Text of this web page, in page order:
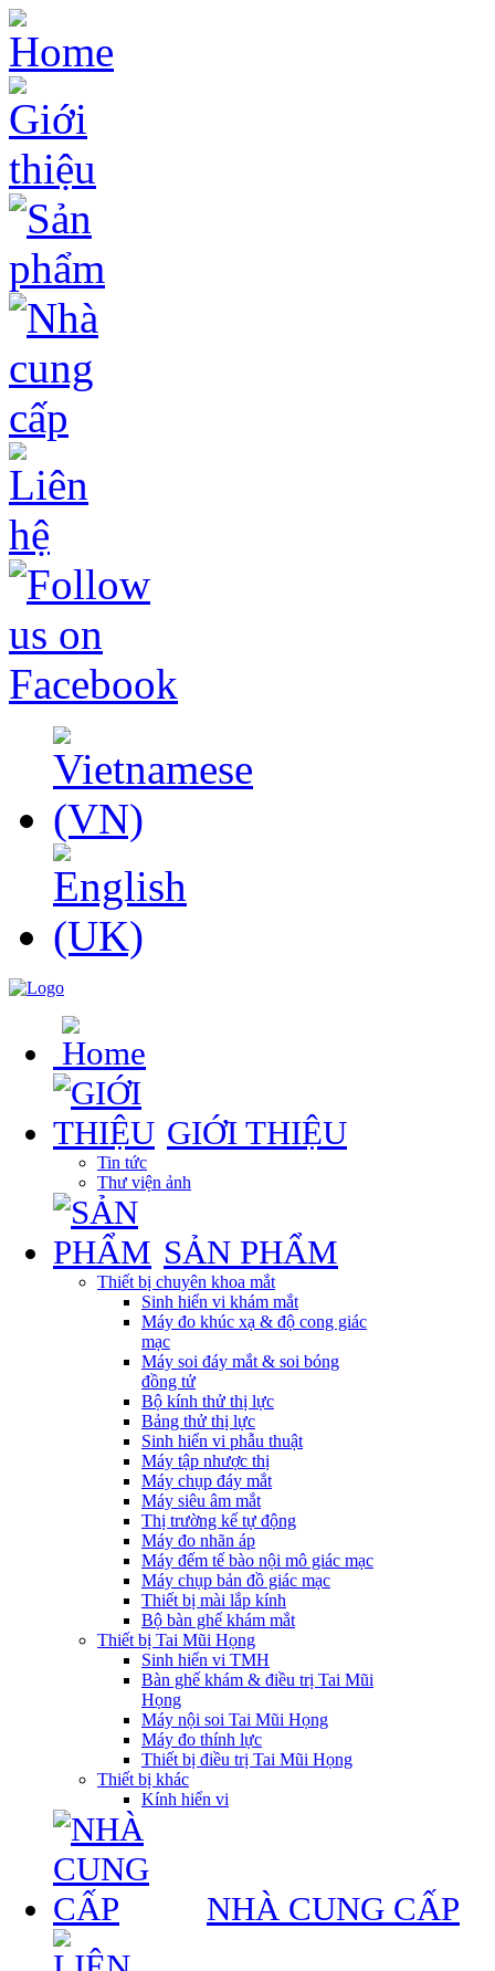
GIỚI THIỆU
Tin tức
Thư viện ảnh
SẢN PHẨM
Thiết bị chuyên khoa mắt
Sinh hiển vi khám mắt
Máy đo khúc xạ & độ cong giác
mạc
Máy soi đáy mắt & soi bóng
đồng tử
Bộ kính thử thị lực
Bảng thử thị lực
Sinh hiển vi phẫu thuật
Máy tập nhược thị
Máy chụp đáy mắt
Máy siêu âm mắt
Thị trường kế tự động
Máy đo nhãn áp
Máy đếm tế bào nội mô giác mạc
Máy chụp bản đồ giác mạc
Thiết bị mài lắp kính
Bộ bàn ghế khám mắt
Thiết bị Tai Mũi Họng
Sinh hiển vi TMH
Bàn ghế khám & điều trị Tai Mũi
Họng
Máy nội soi Tai Mũi Họng
Máy đo thính lực
Thiết bị điều trị Tai Mũi Họng
Thiết bị khác
Kính hiển vi
NHÀ CUNG CẤP